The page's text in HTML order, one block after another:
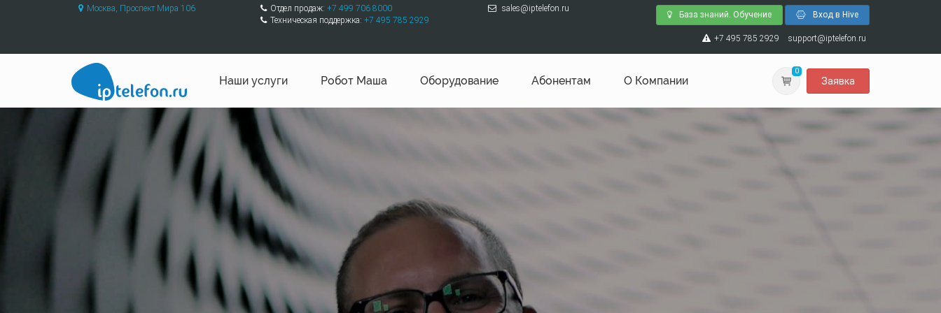
Москва, Проспект Мира 106 Отдел продаж: +7 499 706 8000
Техническая поддержка: +7 495 785 2929
sales@iptelefon.ru
База знаний. Обучение Вход в Hive
+7 495 785 2929 support@iptelefon.ru
Наши услуги Робот Маша Оборудование Абонентам О Компании
0
Заявка